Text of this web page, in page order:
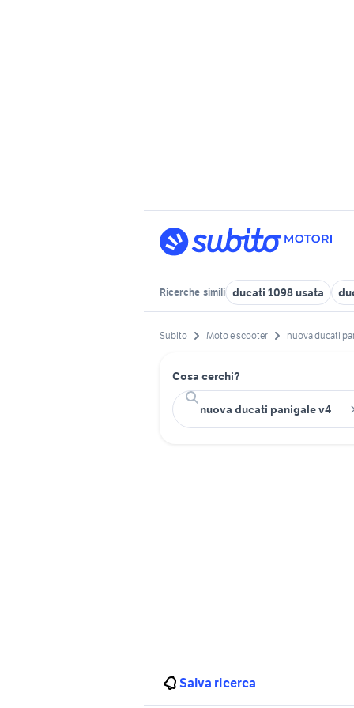
Ricerche simili ducati 1098 usata
Subito Moto e scooter nuova ducati
Cosa cerchi?
Salva ricerca